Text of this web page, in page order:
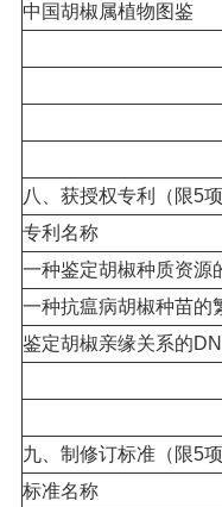
中国胡椒属植物图鉴
八、获授权专利（限5
专利名称
一种鉴定胡椒种质资源
一种抗瘟病胡椒种苗的
鉴定胡椒亲缘关系的
九、制修订标准（限5
标准名称